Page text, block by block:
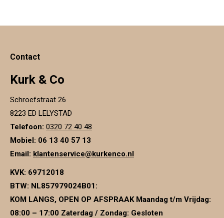
Contact
Kurk & Co
Schroefstraat 26
8223 ED LELYSTAD
Telefoon: 0320 72 40 48
Mobiel: 06 13 40 57 13
Email: klantenservice@kurkenco.nl
KVK: 69712018
BTW: NL857979024B01 :
KOM LANGS, OPEN OP AFSPRAAK Maandag t/m Vrijdag:
08:00 – 17:00 Zaterdag / Zondag: Gesloten